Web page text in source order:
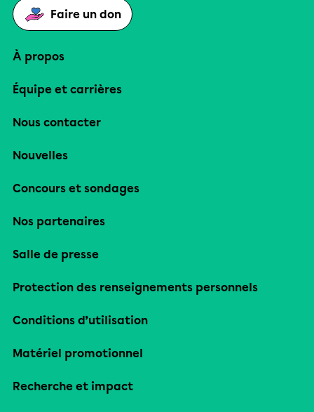
Faire un don
À propos
Équipe et carrières
Nous contacter
Nouvelles
Concours et sondages
Nos partenaires
Salle de presse
Protection des renseignements personnels
Conditions d’utilisation
Matériel promotionnel
Recherche et impact